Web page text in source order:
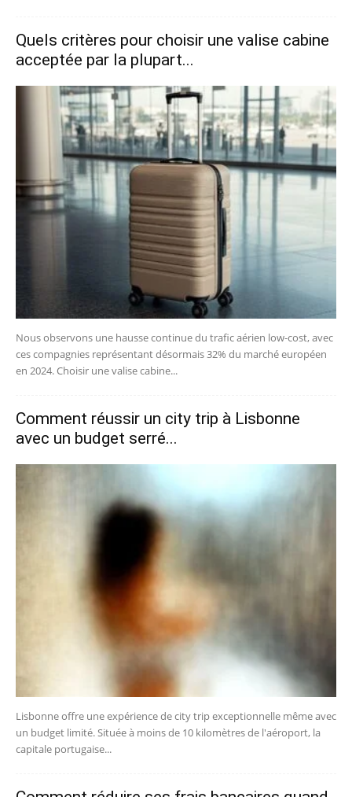
Quels critères pour choisir une valise cabine
acceptée par la plupart...
Nous observons une hausse continue du trafic aérien low-cost, avec
ces compagnies représentant désormais 32% du marché européen
en 2024. Choisir une valise cabine...
Comment réussir un city trip à Lisbonne
avec un budget serré...
Lisbonne offre une expérience de city trip exceptionnelle même avec
un budget limité. Située à moins de 10 kilomètres de l'aéroport, la
capitale portugaise...